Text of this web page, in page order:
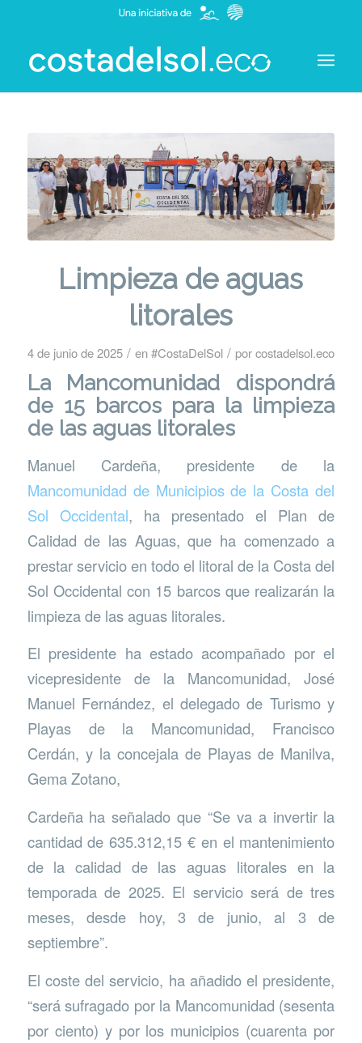
Limpieza de aguas
litorales
4 de junio de 2025 / en#CostaDelSol / porcostadelsol.eco
La Mancomunidad dispondrá
de 15 barcos para la limpieza
de las aguas litorales
Manuel Cardeña, presidente de la
Mancomunidad de Municipios de la Costa del
Sol Occidental, ha presentado el Plan de
Calidad de las Aguas, que ha comenzado a
prestar servicio en todo el litoral de la Costa del
Sol Occidental con 15 barcos que realizarán la
limpieza de las aguas litorales.
El presidente ha estado acompañado por el
vicepresidente de la Mancomunidad, José
Manuel Fernández, el delegado de Turismo y
Playas de la Mancomunidad, Francisco
Cerdán, y la concejala de Playas de Manilva,
Gema Zotano,
Cardeña ha señalado que “Se va a invertir la
cantidad de 635.312,15 € en el mantenimiento
de la calidad de las aguas litorales en la
temporada de 2025. El servicio será de tres
meses, desde hoy, 3 de junio, al 3 de
septiembre”.
El coste del servicio, ha añadido el presidente,
“será sufragado por la Mancomunidad (sesenta
por ciento) y por los municipios (cuarenta por